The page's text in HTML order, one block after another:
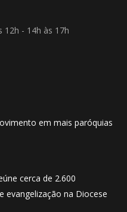
12h - 14h às 17h
em mais paróquias
cerca de 2.600
evangelização na Diocese